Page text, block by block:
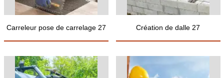
Carreleur pose de carrelage 27 Création de dalle 27